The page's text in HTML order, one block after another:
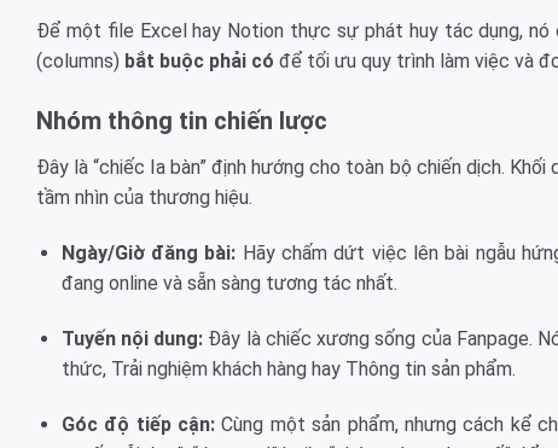
Để một file Excel hay Notion thực sự phát huy tác dụng,
(columns) bắt buộc phải có để tối ưu quy trình làm việc và
Nhóm thông tin chiến lược
Đây là “chiếc la bàn” định hướng cho toàn bộ chiến dịch.
tầm nhìn của thương hiệu.
Ngày/Giờ đăng bài: Hãy chấm dứt việc lên bài ngẫu
đang online và sẵn sàng tương tác nhất.
Tuyến nội dung: Đây là chiếc xương sống của Fanpage.
thức, Trải nghiệm khách hàng hay Thông tin sản phẩm.
Góc độ tiếp cận: Cùng một sản phẩm, nhưng cách kể